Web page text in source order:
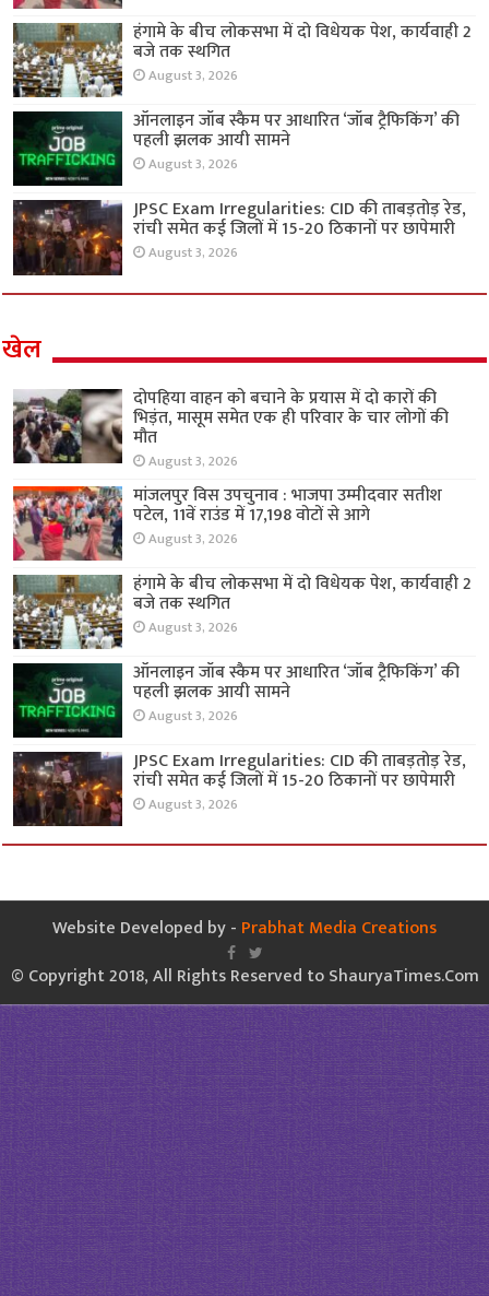
हंगामे के बीच लोकसभा में दो विधेयक पेश, कार्यवाही 2
बजे तक स्थगित
August 3, 2026
ऑनलाइन जॉब स्कैम पर आधारित ‘जॉब ट्रैफिकिंग’ की
पहली झलक आयी सामने
August 3, 2026
JPSC Exam Irregularities: CID की ताबड़तोड़ रेड,
रांची समेत कई जिलों में 15-20 ठिकानों पर छापेमारी
August 3, 2026
खेल
दोपहिया वाहन को बचाने के प्रयास में दो कारों की
भिड़ंत, मासूम समेत एक ही परिवार के चार लोगों की
मौत
August 3, 2026
मांजलपुर विस उपचुनाव : भाजपा उम्मीदवार सतीश
पटेल, 11वें राउंड में 17,198 वोटों से आगे
August 3, 2026
हंगामे के बीच लोकसभा में दो विधेयक पेश, कार्यवाही 2
बजे तक स्थगित
August 3, 2026
ऑनलाइन जॉब स्कैम पर आधारित ‘जॉब ट्रैफिकिंग’ की
पहली झलक आयी सामने
August 3, 2026
JPSC Exam Irregularities: CID की ताबड़तोड़ रेड,
रांची समेत कई जिलों में 15-20 ठिकानों पर छापेमारी
August 3, 2026
Website Developed by - Prabhat Media Creations
© Copyright 2018, All Rights Reserved to ShauryaTimes.Com